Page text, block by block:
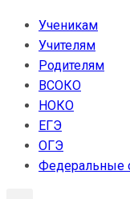
Ученикам
Учителям
Родителям
ВСОКО
НОКО
ЕГЭ
ОГЭ
Федеральные